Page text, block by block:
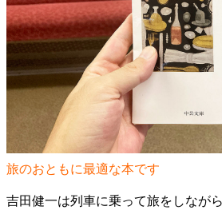
旅のおともに最適な本です
吉田健一は列車に乗って旅をしなが